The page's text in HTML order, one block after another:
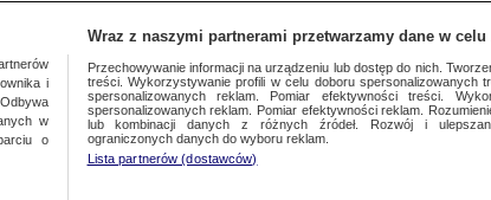
i
w
o
Wraz z naszymi partnerami przetwarzamy dane w celu
Przechowywanie informacji na urządzeniu lub dostęp do nich.
treści. Wykorzystywanie profili w celu doboru spersonalizowanych
spersonalizowanych reklam. Pomiar efektywności treści.
spersonalizowanych reklam. Pomiar efektywności reklam.
lub kombinacji danych z różnych źródeł. Rozwój i
ograniczonych danych do wyboru reklam.
Lista partnerów (dostawców)